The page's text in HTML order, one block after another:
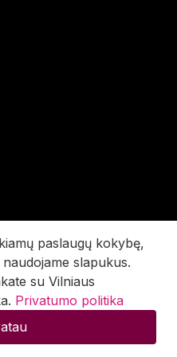
paslaugų kokybę,
slapukus.
su Vilniaus
Privatumo politika